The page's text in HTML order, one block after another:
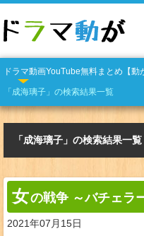
ドラマ動画YouTube無料まとめ【動
「成海璃子」の検索結果一覧
「成海璃子」の検索結果一覧
女の戦争 ～バチェラ
2021年07月15日